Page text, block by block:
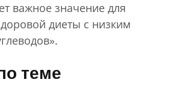
важное значение для
диеты с низким
теме